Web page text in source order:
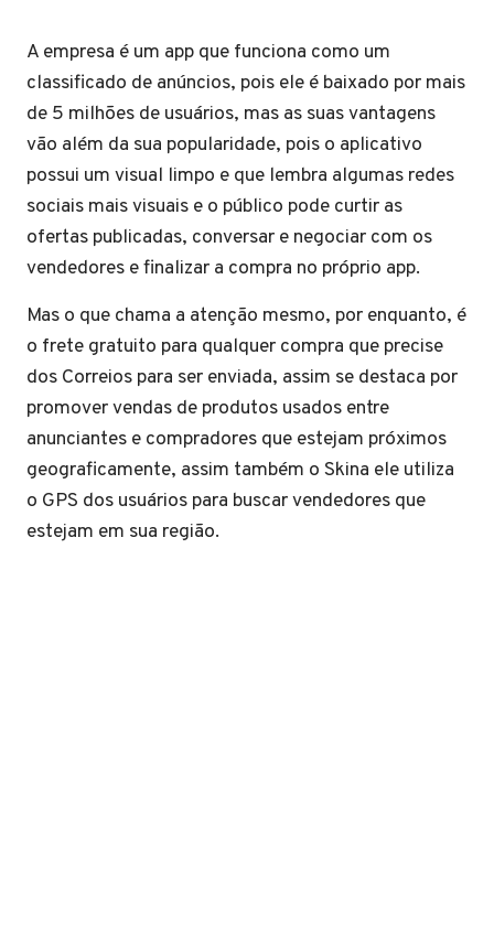
A empresa é um app que funciona como um
classificado de anúncios, pois ele é baixado por mais
de 5 milhões de usuários, mas as suas vantagens
vão além da sua popularidade, pois o aplicativo
possui um visual limpo e que lembra algumas redes
sociais mais visuais e o público pode curtir as
ofertas publicadas, conversar e negociar com os
vendedores e finalizar a compra no próprio app.
Mas o que chama a atenção mesmo, por enquanto, é
o frete gratuito para qualquer compra que precise
dos Correios para ser enviada, assim se destaca por
promover vendas de produtos usados entre
anunciantes e compradores que estejam próximos
geograficamente, assim também o Skina ele utiliza
o GPS dos usuários para buscar vendedores que
estejam em sua região.